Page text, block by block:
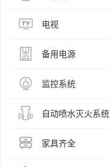
电视
备用电源
监控系统
自动喷水灭火系统
家具齐全